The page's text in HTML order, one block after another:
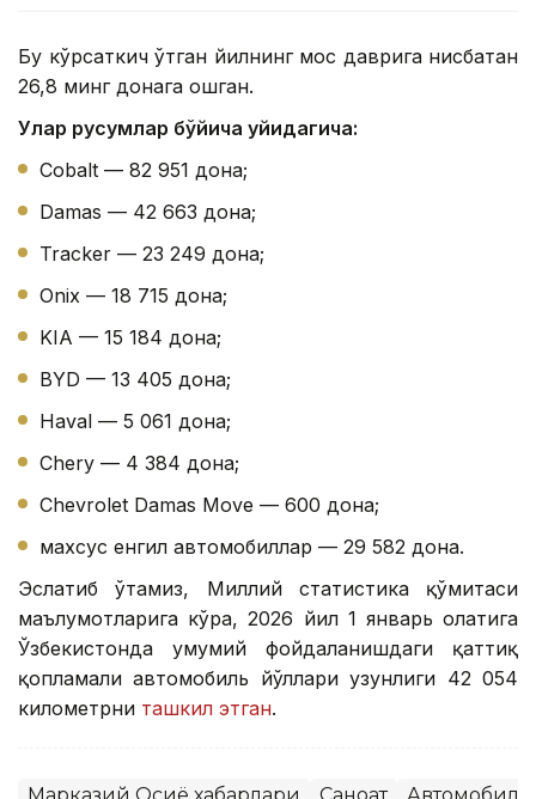
Бу кўрсаткич ўтган йилнинг мос даврига нисбатан
26,8 минг донага ошган.
Улар русумлар бўйича қуйидагича:
Cobalt — 82 951 дона;
Damas — 42 663 дона;
Tracker — 23 249 дона;
Onix — 18 715 дона;
KIA — 15 184 дона;
BYD — 13 405 дона;
Haval — 5 061 дона;
Chery — 4 384 дона;
Chevrolet Damas Move — 600 дона;
махсус енгил автомобиллар — 29 582 дона.
Эслатиб ўтамиз, Миллий статистика қўмитаси
маълумотларига кўра, 2026 йил 1 январь ҳолатига
Ўзбекистонда умумий фойдаланишдаги қаттиқ
қопламали автомобиль йўллари узунлиги 42 054
километрни ташкил этган.